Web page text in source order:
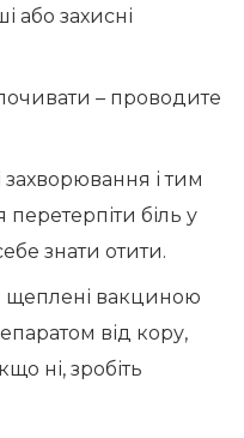
або захисні
– проводите
і тим
біль у
знати отити.
щеплені вакциною
від кору,
ні, зробіть